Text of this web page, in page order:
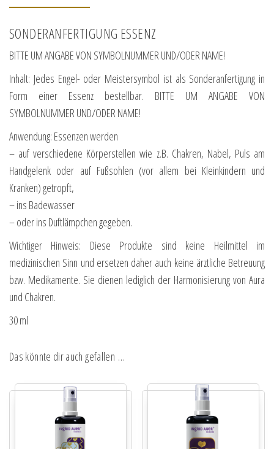
SONDERANFERTIGUNG ESSENZ
BITTE UM ANGABE VON SYMBOLNUMMER UND/ODER NAME!
Inhalt: Jedes Engel- oder Meistersymbol ist als Sonderanfertigung in
Form einer Essenz bestellbar. BITTE UM ANGABE VON
SYMBOLNUMMER UND/ODER NAME!
Anwendung: Essenzen werden
– auf verschiedene Körperstellen wie z.B. Chakren, Nabel, Puls am
Handgelenk oder auf Fußsohlen (vor allem bei Kleinkindern und
Kranken) getropft,
– ins Badewasser
– oder ins Duftlämpchen gegeben.
Wichtiger Hinweis: Diese Produkte sind keine Heilmittel im
medizinischen Sinn und ersetzen daher auch keine ärztliche Betreuung
bzw. Medikamente. Sie dienen lediglich der Harmonisierung von Aura
und Chakren.
30 ml
Das könnte dir auch gefallen …